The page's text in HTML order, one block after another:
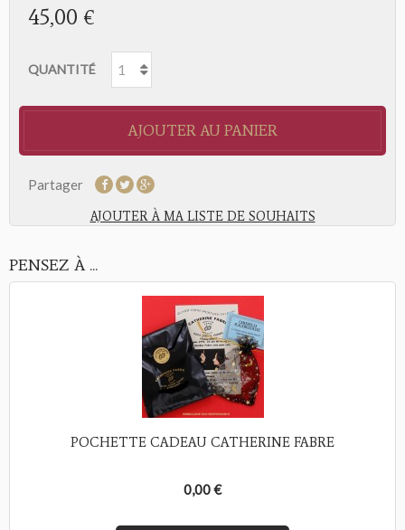
45,00 €
QUANTITÉ
AJOUTER AU PANIER
Partager
AJOUTER À MA LISTE DE SOUHAITS
PENSEZ À ...
POCHETTE CADEAU CATHERINE FABRE
0,00 €